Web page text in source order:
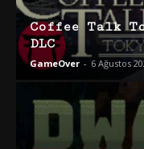
Coffee Talk
DLC
GameOver - 6 Ağustos